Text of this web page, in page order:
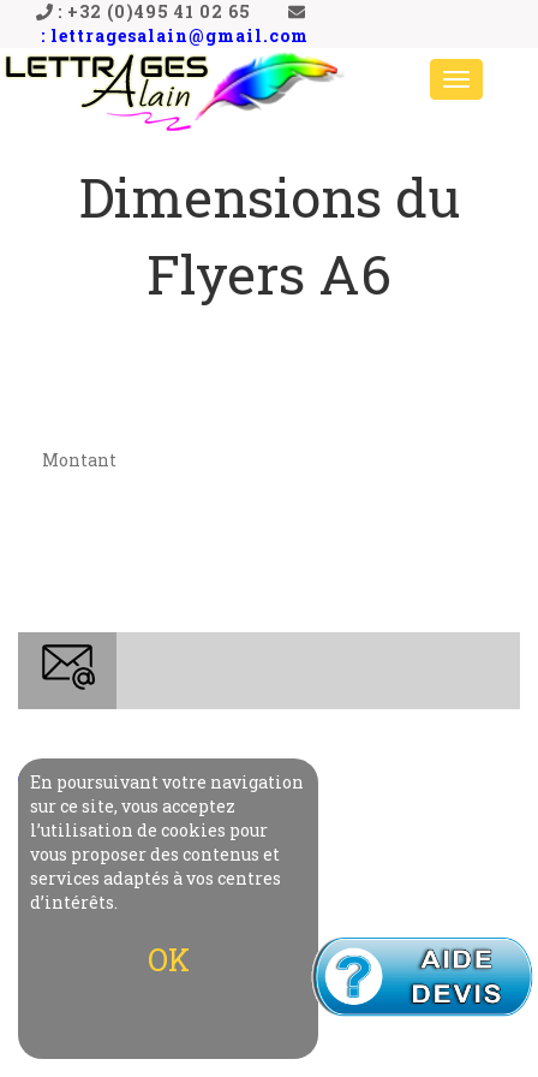
: +32 (0)495 41 02 65
: lettragesalain@gmail.com
Toggle
Dimensions du
Flyers A6
Envoyer email
En poursuivant votre navigation
sur ce site, vous acceptez
l’utilisation de cookies pour
vous proposer des contenus et
services adaptés à vos centres
d’intérêts.
OK